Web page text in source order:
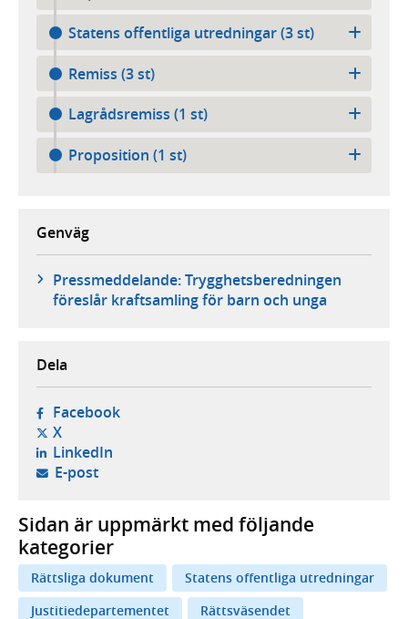
Statens offentliga utredningar (3 st)
Remiss (3 st)
Lagrådsremiss (1 st)
Proposition (1 st)
Genväg
Pressmeddelande: Trygghetsberedningen
föreslår kraftsamling för barn och unga
Dela
Facebook- öppnas i ny flik, extern webbplats,
X- öppnas i ny flik, extern webbplats,
LinkedIn- öppnas i ny flik, extern webbplats,
E-post- öppnar din e-postklient,
Sidan är uppmärkt med följande
kategorier
Rättsliga dokument
Statens offentliga utredningar
Justitiedepartementet
Rättsväsendet